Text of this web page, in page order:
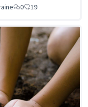
0 19